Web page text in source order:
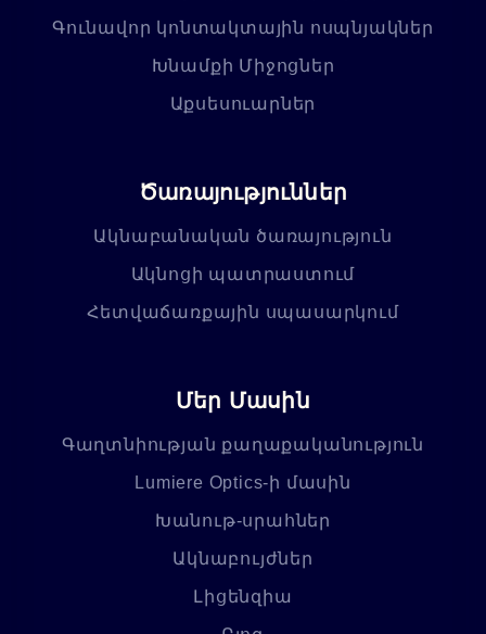
Գունավոր կոնտակտային ոսպնյակներ
Խնամքի Միջոցներ
Աքսեսուարներ
Ծառայություններ
Ակնաբանական ծառայություն
Ակնոցի պատրաստում
Հետվաճառքային սպասարկում
Մեր Մասին
Գաղտնիության քաղաքականություն
Lumiere Optics-ի մասին
Խանութ-սրահներ
Ակնաբույժներ
Լիցենզիա